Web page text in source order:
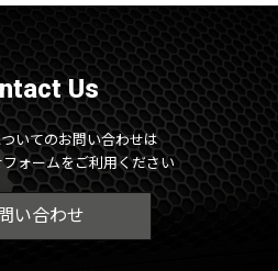
Us
いてのお問い合わせは
ォームをご利用ください
い合わせ